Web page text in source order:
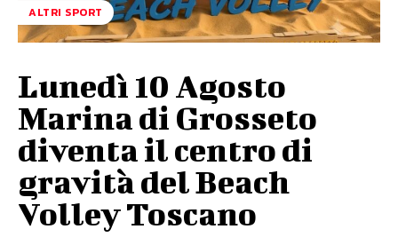
ALTRI SPORT
Lunedì 10 Agosto
Marina di Grosseto
diventa il centro di
gravità del Beach
Volley Toscano